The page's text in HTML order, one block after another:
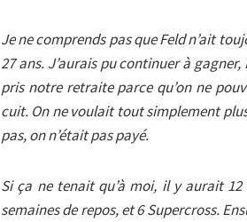
Je ne comprends pas que Feld n’ait
27 ans. J’aurais pu continuer à
pris notre retraite parce qu’on ne
cuit. On ne voulait tout simplement
pas, on n’était pas payé.
Si ça ne tenait qu’à moi, il y aurait
semaines de repos, et 6 Supercross.